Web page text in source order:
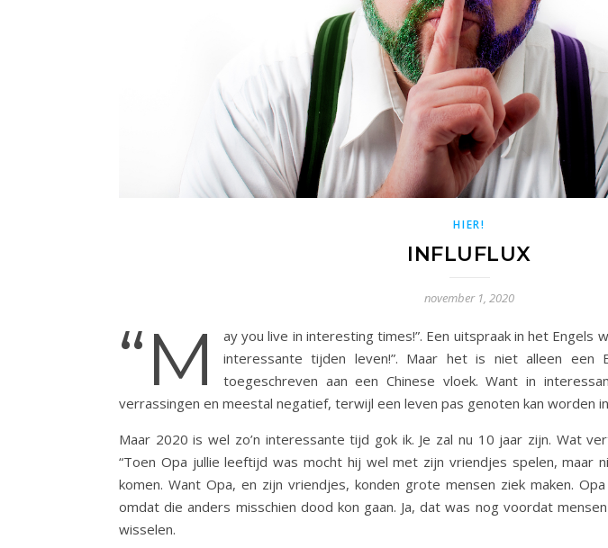
HIER!
INFLUFLUX
november 1, 2020
“M
ay you live in interesting times!”. Een uitspraak in het Engels
interessante tijden leven!”. Maar het is niet alleen een
toegeschreven aan een Chinese vloek. Want in
verrassingen en meestal negatief, terwijl een leven pas genoten kan worden
Maar 2020 is wel zo’n interessante tijd gok ik. Je zal nu 10 jaar zijn. Wat
“Toen Opa jullie leeftijd was mocht hij wel met zijn vriendjes spelen, maar
komen. Want Opa, en zijn vriendjes, konden grote mensen ziek maken.
omdat die anders misschien dood kon gaan. Ja, dat was nog voordat
wisselen.